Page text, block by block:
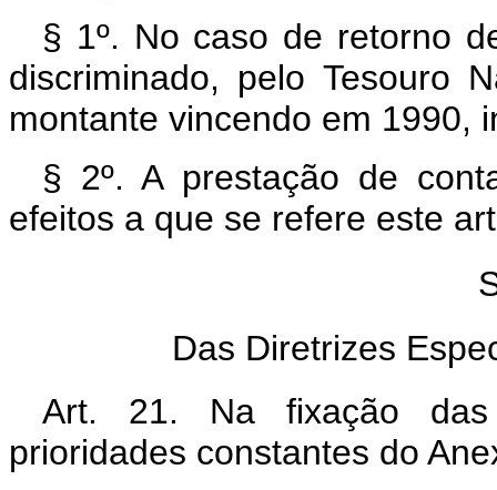
§ 1º. No caso de retorno
discriminado, pelo Tesouro
montante vincendo em 1990,
§ 2º. A prestação de
efeitos a que se refere este
Das Diretrizes
Art. 21. Na fixação das
prioridades constantes do